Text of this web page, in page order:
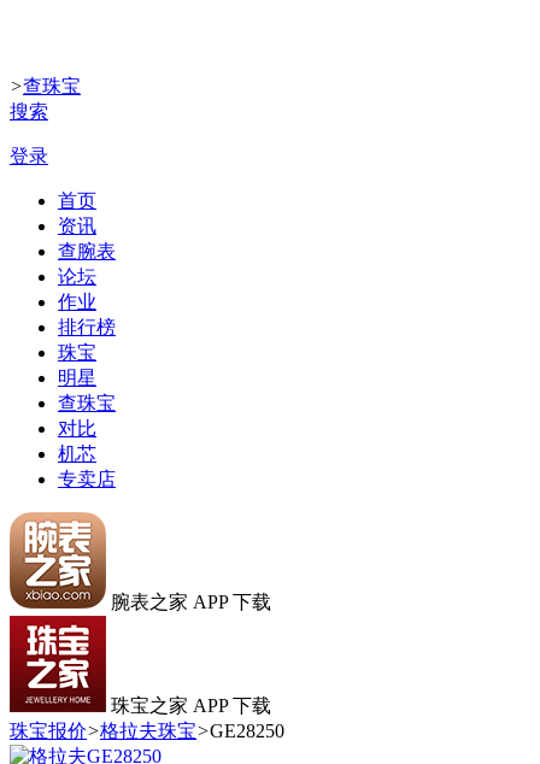
>查珠宝
搜索
登录
首页
资讯
查腕表
论坛
作业
排行榜
珠宝
明星
查珠宝
对比
机芯
专卖店
腕表之家 APP 下载
珠宝之家 APP 下载
珠宝报价>格拉夫珠宝>GE28250